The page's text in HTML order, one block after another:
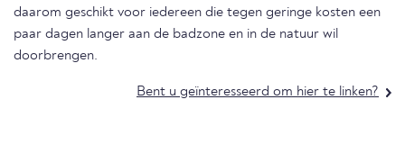
daarom geschikt voor iedereen die tegen geringe kosten een
paar dagen langer aan de badzone en in de natuur wil
doorbrengen.
Bent u geïnteresseerd om hier te linken?